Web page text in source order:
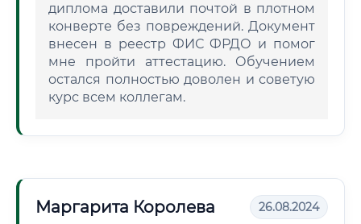
диплома доставили почтой в плотном
конверте без повреждений. Документ
внесен в реестр ФИС ФРДО и помог
мне пройти аттестацию. Обучением
остался полностью доволен и советую
курс всем коллегам.
Маргарита Королева 26.08.2024